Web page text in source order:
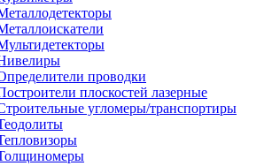
проводки
плоскостей лазерные
угломеры/транспортиры